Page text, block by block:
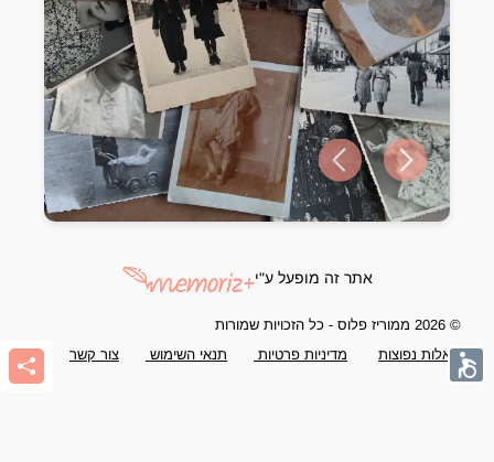
Previous slideNext slide
אתר זה מופעל ע"י
© 2026 ממוריז פלוס - כל הזכויות שמורות
שאלות נפוצות
מדיניות פרטיות תנאי השימוש צור קשר